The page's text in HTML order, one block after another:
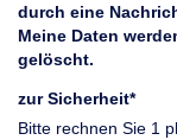
durch eine
Meine Daten
gelöscht.
zur Sicherheit*
Bitte rechnen Sie 1